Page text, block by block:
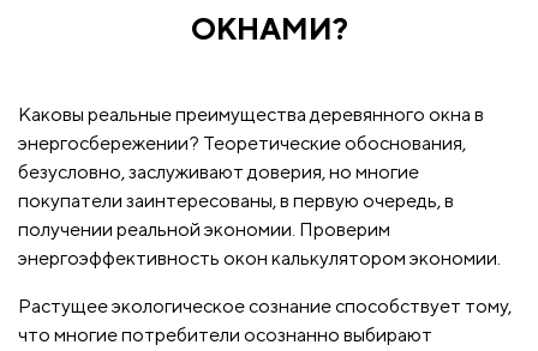
ОКНАМИ?
Каковы реальные преимущества деревянного окна в
энергосбережении? Теоретические обоснования,
безусловно, заслуживают доверия, но многие
покупатели заинтересованы, в первую очередь, в
получении реальной экономии. Проверим
энергоэффективность окон калькулятором экономии.
Растущее экологическое сознание способствует тому,
что многие потребители осознанно выбирают